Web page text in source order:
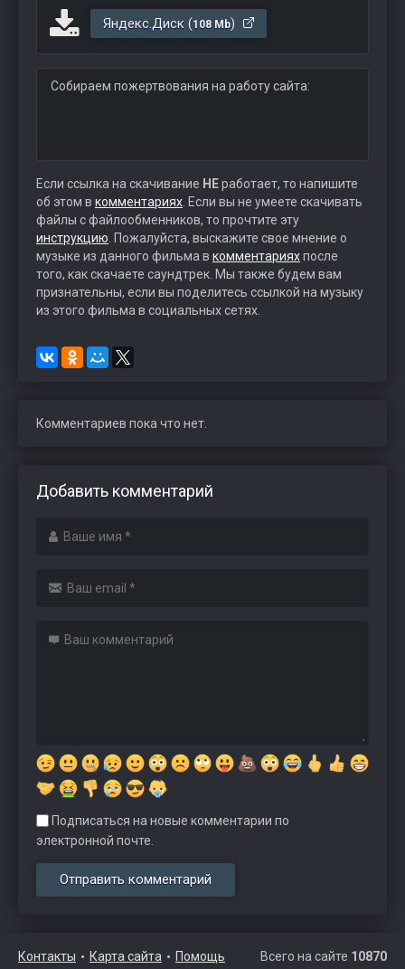
Яндекс.Диск (108 Mb)
Собираем пожертвования на работу сайта:
Если ссылка на скачивание НЕработает, то напишите
об этом в комментариях . Если вы не умеете скачивать
файлы с файлообменников, то прочтите эту
инструкцию . Пожалуйста, выскажите свое мнение о
музыке из данного фильма в комментарияхпосле
того, как скачаете саундтрек. Мы также будем вам
признательны, если вы поделитесь ссылкой на музыку
из этого фильма в социальных сетях.
Комментариев пока что нет.
Добавить комментарий
Подписаться на новые комментарии по
электронной почте.
Контакты Карта сайта Помощь Всего на сайте 10870